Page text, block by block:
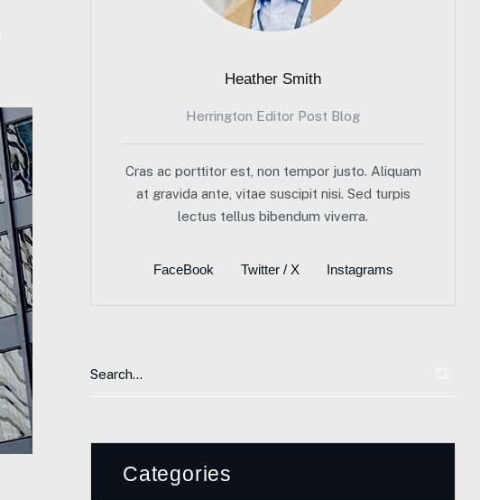
Heather Smith
Herrington Editor Post Blog
Cras ac porttitor est, non tempor justo. Aliquam
at gravida ante, vitae suscipit nisi. Sed turpis
lectus tellus bibendum viverra.
FaceBook Twitter / X Instagrams
Categories